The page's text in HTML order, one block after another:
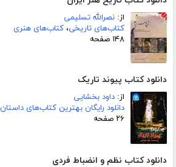
از: نصرالله تسلیمی
کتاب‌های تاریخی، کتاب‌های هنری
۱۴۸ صفحه
دانلود کتاب پیوند تاریک
از: داود بخشایی
دانلود رایگان بهترین کتاب‌های داستان
۲۶ صفحه
دانلود کتاب نظم و انضباط فردی